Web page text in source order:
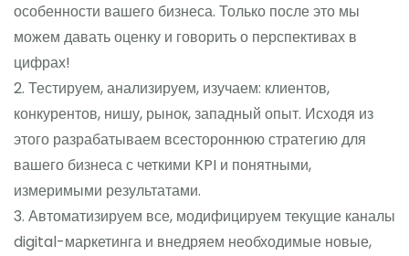
особенности вашего бизнеса. Только после это мы
можем давать оценку и говорить о перспективах в
цифрах!
2. Тестируем, анализируем, изучаем: клиентов,
конкурентов, нишу, рынок, западный опыт. Исходя из
этого разрабатываем всестороннюю стратегию для
вашего бизнеса с четкими KPI и понятными,
измеримыми результатами.
3. Автоматизируем все, модифицируем текущие каналы
digital-маркетинга и внедряем необходимые новые,